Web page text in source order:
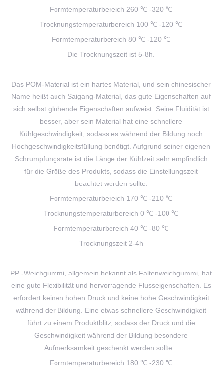
Formtemperaturbereich 260 ℃ -320 ℃
Trocknungstemperaturbereich 100 ℃ -120 ℃
Formtemperaturbereich 80 ℃ -120 ℃
Die Trocknungszeit ist 5-8h.
Das POM-Material ist ein hartes Material, und sein chinesischer
Name heißt auch Saigang-Material, das gute Eigenschaften auf
sich selbst glühende Eigenschaften aufweist. Seine Fluidität ist
besser, aber sein Material hat eine schnellere
Kühlgeschwindigkeit, sodass es während der Bildung noch
Hochgeschwindigkeitsfüllung benötigt. Aufgrund seiner eigenen
Schrumpfungsrate ist die Länge der Kühlzeit sehr empfindlich
für die Größe des Produkts, sodass die Einstellungszeit
beachtet werden sollte.
Formtemperaturbereich 170 ℃ -210 ℃
Trocknungstemperaturbereich 0 ℃ -100 ℃
Formtemperaturbereich 40 ℃ -80 ℃
Trocknungszeit 2-4h
PP -Weichgummi, allgemein bekannt als Faltenweichgummi, hat
eine gute Flexibilität und hervorragende Flusseigenschaften. Es
erfordert keinen hohen Druck und keine hohe Geschwindigkeit
während der Bildung. Eine etwas schnellere Geschwindigkeit
führt zu einem Produktblitz, sodass der Druck und die
Geschwindigkeit während der Bildung besondere
Aufmerksamkeit geschenkt werden sollte. .
Formtemperaturbereich 180 ℃ -230 ℃